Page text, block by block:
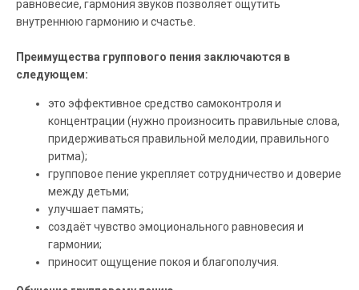
равновесие, гармония звуков позволяет ощутить
внутреннюю гармонию и счастье.
Преимущества группового пения заключаются в
следующем:
это эффективное средство самоконтроля и
концентрации (нужно произносить правильные слова,
придерживаться правильной мелодии, правильного
ритма);
групповое пение укрепляет сотрудничество и доверие
между детьми;
улучшает память;
создаёт чувство эмоционального равновесия и
гармонии;
приносит ощущение покоя и благополучия.